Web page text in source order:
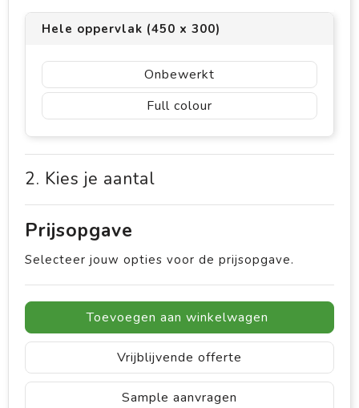
Hele oppervlak (450 x 300)
Onbewerkt
Full colour
2. Kies je aantal
Prijsopgave
Selecteer jouw opties voor de prijsopgave.
Toevoegen aan winkelwagen
Vrijblijvende offerte
Sample aanvragen